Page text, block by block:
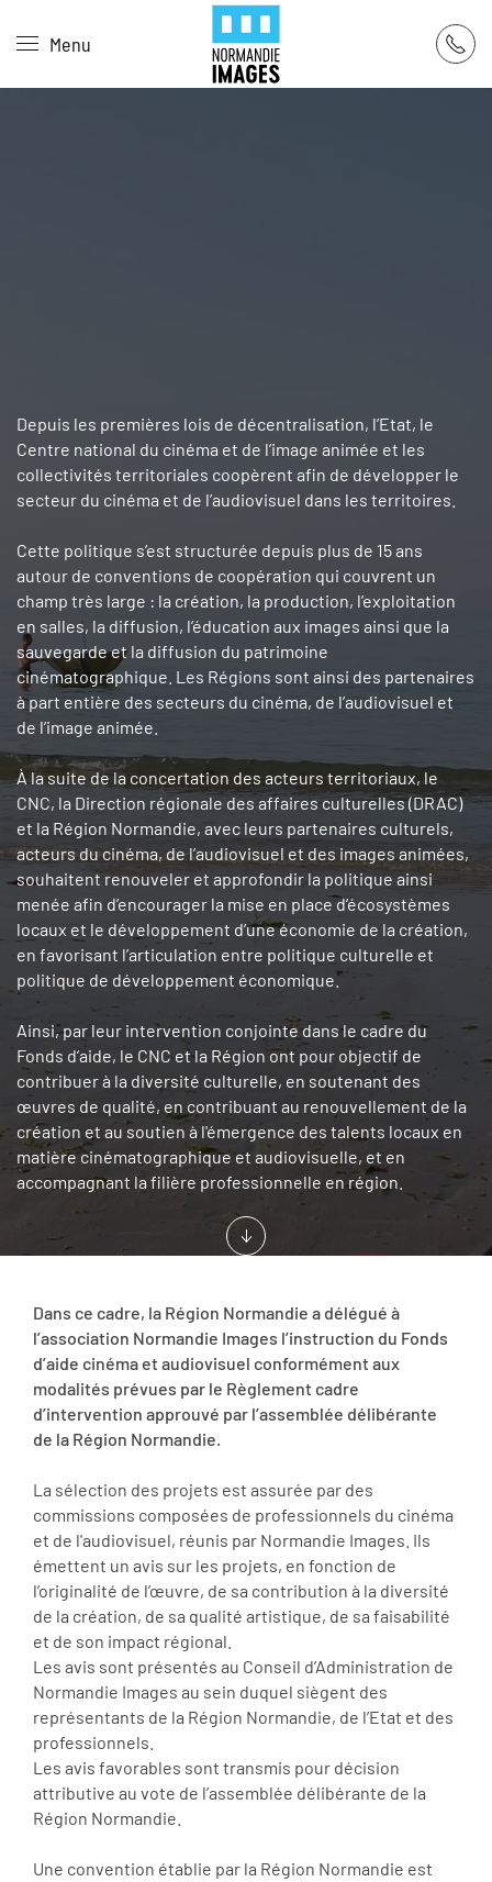
Skip to main content
Menu
Depuis les premières lois de décentralisation, l’Etat, le
Centre national du cinéma et de l’image animée et les
collectivités territoriales coopèrent afin de développer le
secteur du cinéma et de l’audiovisuel dans les territoires.
Cette politique s’est structurée depuis plus de 15 ans
autour de conventions de coopération qui couvrent un
champ très large : la création, la production, l’exploitation
en salles, la diffusion, l’éducation aux images ainsi que la
sauvegarde et la diffusion du patrimoine
cinématographique. Les Régions sont ainsi des partenaires
à part entière des secteurs du cinéma, de l’audiovisuel et
de l’image animée.
À la suite de la concertation des acteurs territoriaux, le
CNC, la Direction régionale des affaires culturelles (DRAC)
et la Région Normandie, avec leurs partenaires culturels,
acteurs du cinéma, de l’audiovisuel et des images animées,
souhaitent renouveler et approfondir la politique ainsi
menée afin d’encourager la mise en place d’écosystèmes
locaux et le développement d’une économie de la création,
en favorisant l’articulation entre politique culturelle et
politique de développement économique.
Ainsi, par leur intervention conjointe dans le cadre du
Fonds d’aide, le CNC et la Région ont pour objectif de
contribuer à la diversité culturelle, en soutenant des
œuvres de qualité, en contribuant au renouvellement de la
création et au soutien à l'émergence des talents locaux en
matière cinématographique et audiovisuelle, et en
accompagnant la filière professionnelle en région.
Dans ce cadre, la Région Normandie a délégué à
l’association Normandie Images l’instruction du Fonds
d’aide cinéma et audiovisuel conformément aux
modalités prévues par le Règlement cadre
d’intervention approuvé par l’assemblée délibérante
de la Région Normandie.
La sélection des projets est assurée par des
commissions composées de professionnels du cinéma
et de l'audiovisuel, réunis par Normandie Images. Ils
émettent un avis sur les projets, en fonction de
l’originalité de l’œuvre, de sa contribution à la diversité
de la création, de sa qualité artistique, de sa faisabilité
et de son impact régional.
Les avis sont présentés au Conseil d’Administration de
Normandie Images au sein duquel siègent des
représentants de la Région Normandie, de l’Etat et des
professionnels.
Les avis favorables sont transmis pour décision
attributive au vote de l’assemblée délibérante de la
Région Normandie.
Une convention établie par la Région Normandie est
Panneau de gestion des cookies